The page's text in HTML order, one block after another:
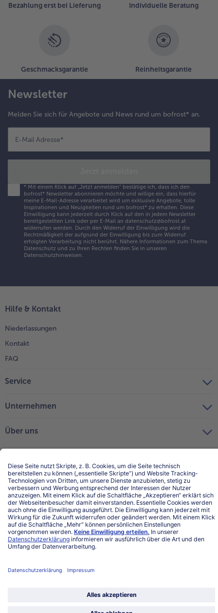
Bezahlung erst bei Lieferung Individuelle Beratung
Geschmacksgarantie Reinheitsgarantie
Newsletter
Melden Sie sich für Angebote und News rund um bofrost* an.
E-Mail Adresse*
* Mit einem Klick auf „Jetzt anmelden" bestätige ich, dass ich den
bofrost* Newsletter abonnieren möchte und willige ein, dass hierfür
meine E-Mail-Adresse verarbeitet wird um exklusive Angebote, tolle
Inspirationen und Neuigkeiten rund um bofrost* zu erhalten. Diese
Einwilligung kann jederzeit durch Klick auf den in jedem Newsletter
bereitgestellten Link oder per E-Mail an datenschutz@bofrost.at
widerrufen werden. Durch den Widerruf der Einwilligung wird die
Rechtmäßigkeit der aufgrund der Einwilligung bis zum Widerruf
erfolgten Verarbeitung nicht berührt. Nähere Informationen zum Thema
Datenschutz und zu Ihren Rechten finden Sie in unseren
Datenschutzhinweisen.
Hilfe & Kontakt
Niederlassungen
Kontakt
FAQ
Service
Unternehmen
Über uns